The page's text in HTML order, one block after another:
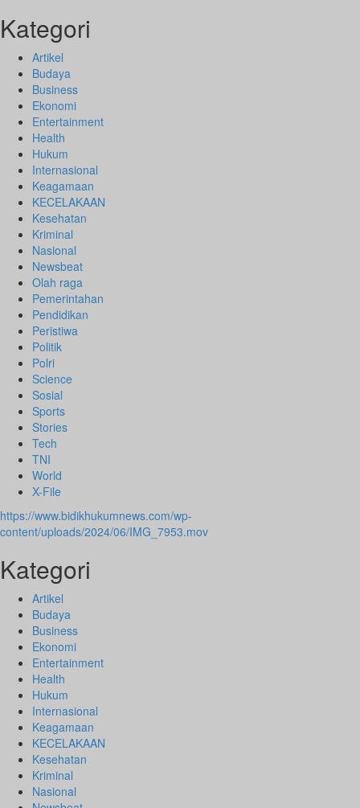
Kategori
Artikel
Budaya
Business
Ekonomi
Entertainment
Health
Hukum
Internasional
Keagamaan
KECELAKAAN
Kesehatan
Kriminal
Nasional
Newsbeat
Olah raga
Pemerintahan
Pendidikan
Peristiwa
Politik
Polri
Science
Sosial
Sports
Stories
Tech
TNI
World
X-File
https://www.bidikhukumnews.com/wp-
content/uploads/2024/06/IMG_7953.mov
Kategori
Artikel
Budaya
Business
Ekonomi
Entertainment
Health
Hukum
Internasional
Keagamaan
KECELAKAAN
Kesehatan
Kriminal
Nasional